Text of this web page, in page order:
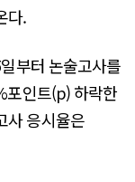
다.
부터 논술고사를
포인트(p) 하락한
사 응시율은